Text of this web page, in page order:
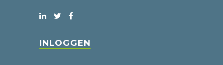
INLOGGEN